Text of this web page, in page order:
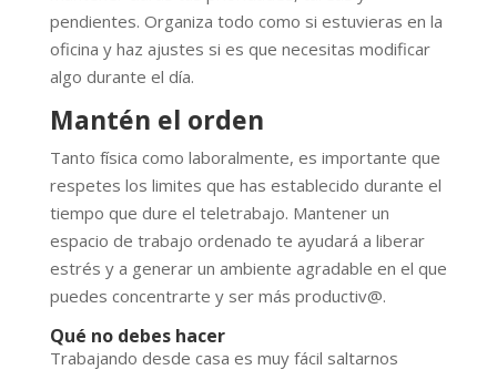
pendientes. Organiza todo como si estuvieras en la
oficina y haz ajustes si es que necesitas modificar
algo durante el día.
Mantén el orden
Tanto física como laboralmente, es importante que
respetes los limites que has establecido durante el
tiempo que dure el teletrabajo. Mantener un
espacio de trabajo ordenado te ayudará a liberar
estrés y a generar un ambiente agradable en el que
puedes concentrarte y ser más productiv@.
Qué no debes hacer
Trabajando desde casa es muy fácil saltarnos